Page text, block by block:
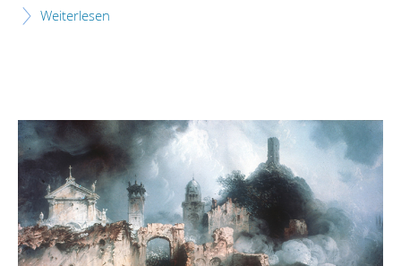
Weiterlesen